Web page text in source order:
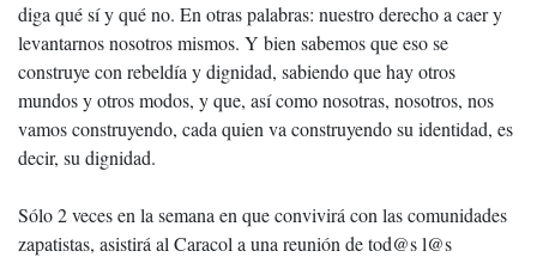
diga qué sí y qué no. En otras palabras: nuestro derecho a caer y
levantarnos nosotros mismos. Y bien sabemos que eso se
construye con rebeldía y dignidad, sabiendo que hay otros
mundos y otros modos, y que, así como nosotras, nosotros, nos
vamos construyendo, cada quien va construyendo su identidad, es
decir, su dignidad.
Sólo 2 veces en la semana en que convivirá con las comunidades
zapatistas, asistirá al Caracol a una reunión de tod@s l@s